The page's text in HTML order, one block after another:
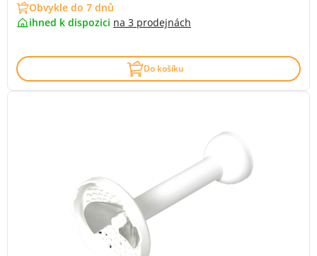
Obvykle do 7 dnů
ihned k dispozici na 3 prodejnách
Do košíku